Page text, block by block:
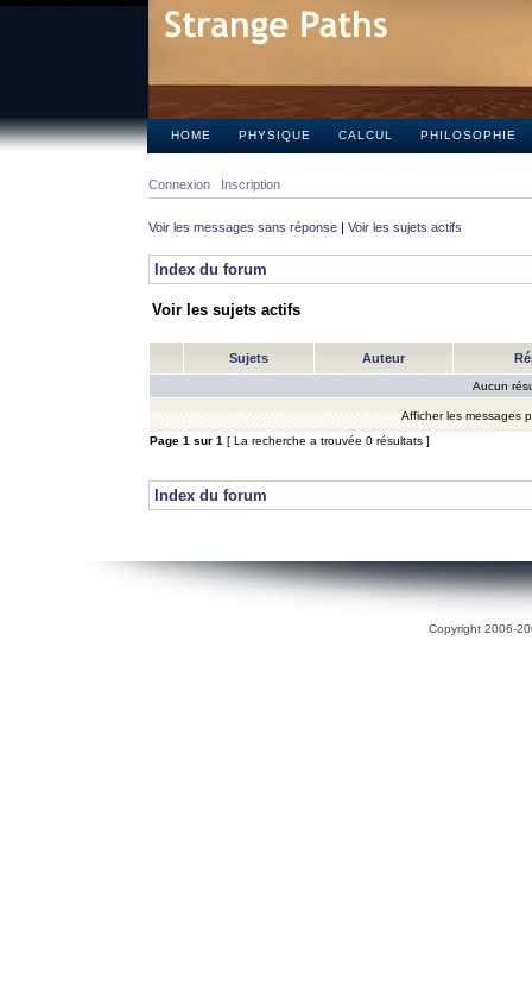
HOME PHYSIQUE CALCUL PHILOSOPHIE
Connexion Inscription
Voir les messages sans réponse | Voir les sujets actifs
Index du forum
Voir les sujets actifs
Sujets Auteur
Aucun
Afficher les messages
Page 1 sur 1 [ La recherche a trouvée 0 résultats ]
Index du forum
Copyright 2006-